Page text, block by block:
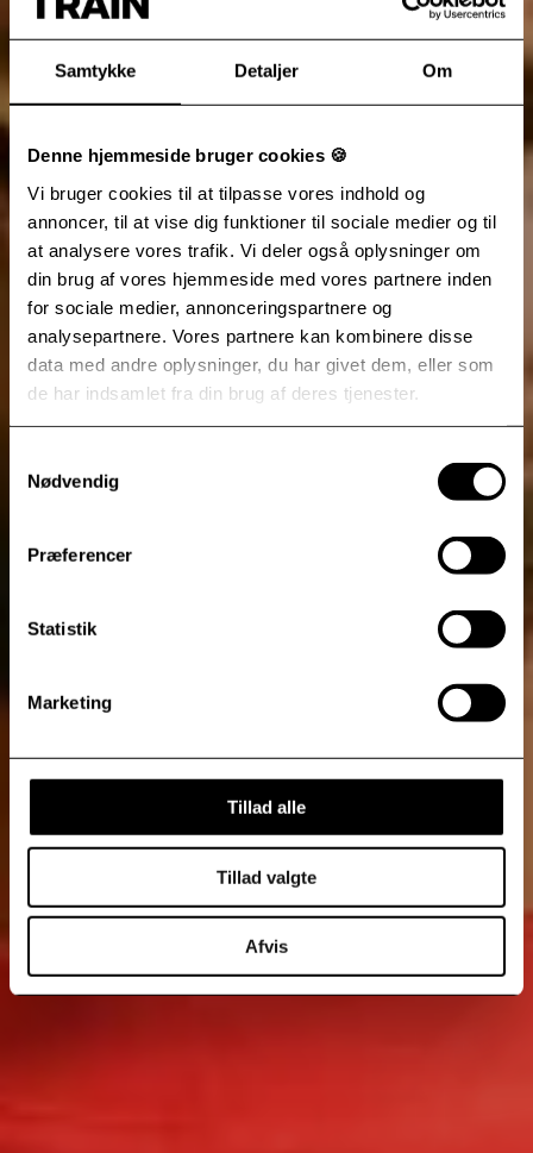
Samtykke Detaljer Om
Denne hjemmeside bruger cookies 🍪
Vi bruger cookies til at tilpasse vores indhold og
annoncer, til at vise dig funktioner til sociale medier og til
at analysere vores trafik. Vi deler også oplysninger om
din brug af vores hjemmeside med vores partnere inden
for sociale medier, annonceringspartnere og
analysepartnere. Vores partnere kan kombinere disse
data med andre oplysninger, du har givet dem, eller som
de har indsamlet fra din brug af deres tjenester.
Nødvendig
Præferencer
Statistik
Marketing
Tillad alle
Tillad valgte
Afvis